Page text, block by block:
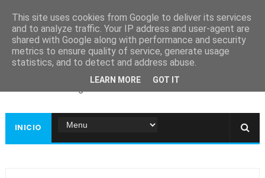
Ayuntamiento de
Guadiana
INICIO
This site uses cookies from Google to deliver its services
and to analyze traffic. Your IP address and user-agent are
shared with Google along with performance and security
metrics to ensure quality of service, generate usage
statistics, and to detect and address abuse.
LEARN MORE GOT IT